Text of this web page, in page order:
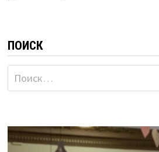
ПОИСК
Найти: